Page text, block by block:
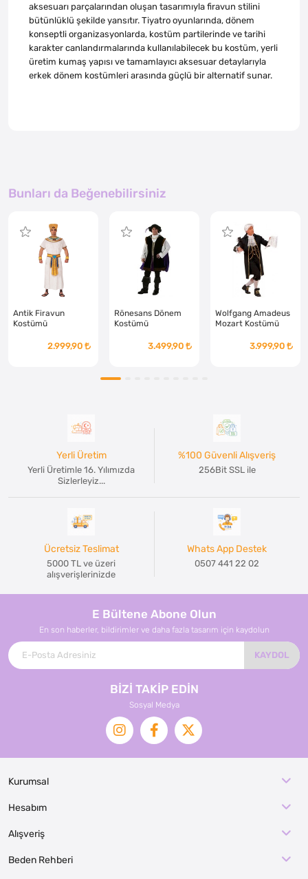
aksesuarı parçalarından oluşan tasarımıyla firavun stilini
bütünlüklü şekilde yansıtır. Tiyatro oyunlarında, dönem
konseptli organizasyonlarda, kostüm partilerinde ve tarihi
karakter canlandırmalarında kullanılabilecek bu kostüm, yerli
üretim kumaş yapısı ve tamamlayıcı aksesuar detaylarıyla
erkek dönem kostümleri arasında güçlü bir alternatif sunar.
Bunları da Beğenebilirsiniz
Antik Firavun
Kostümü
2.999,90
Rönesans Dönem
Kostümü
3.499,90
Wolfgang Amadeus
Mozart Kostümü
3.999,90
Yerli Üretim
Yerli Üretimle 16. Yılımızda
Sizlerleyiz...
%100 Güvenli Alışveriş
256Bit SSL ile
Ücretsiz Teslimat
5000 TL ve üzeri
alışverişlerinizde
Whats App Destek
0507 441 22 02
E Bültene Abone Olun
En son haberler, bildirimler ve daha fazla tasarım için kaydolun
KAYDOL
BİZİ TAKİP EDİN
Sosyal Medya
Kurumsal
Hesabım
Alışveriş
Beden Rehberi